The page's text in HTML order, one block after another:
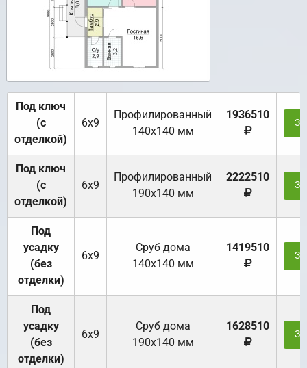
Под ключ
(с
отделкой)
6х9
Профилированный
140х140 мм
1936510
Под ключ
(с
отделкой)
6х9
Профилированный
190х140 мм
2222510
Под
усадку
(без
отделки)
6х9
Cруб дома
140х140 мм
1419510
Под
усадку
(без
отделки)
6х9
Cруб дома
190х140 мм
1628510